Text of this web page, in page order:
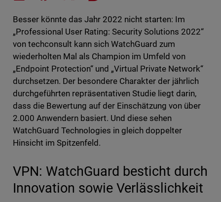
Besser könnte das Jahr 2022 nicht starten: Im
„Professional User Rating: Security Solutions 2022“
von techconsult kann sich WatchGuard zum
wiederholten Mal als Champion im Umfeld von
„Endpoint Protection“ und „Virtual Private Network“
durchsetzen. Der besondere Charakter der jährlich
durchgeführten repräsentativen Studie liegt darin,
dass die Bewertung auf der Einschätzung von über
2.000 Anwendern basiert. Und diese sehen
WatchGuard Technologies in gleich doppelter
Hinsicht im Spitzenfeld.
VPN: WatchGuard besticht durch
Innovation sowie Verlässlichkeit